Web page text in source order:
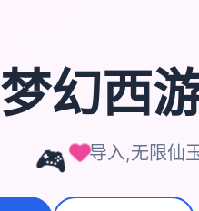
🎮
梦幻西
导入,无限仙